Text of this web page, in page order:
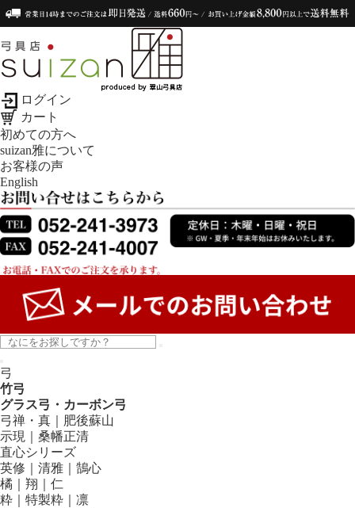
ログイン
カート
初めての方へ
suizan雅について
お客様の声
English
弓
竹弓
グラス弓・カーボン弓
弓禅・真｜肥後蘇山
示現｜桑幡正清
直心シリーズ
英修｜清雅｜鵠心
橘｜翔｜仁
粋｜特製粋｜凛